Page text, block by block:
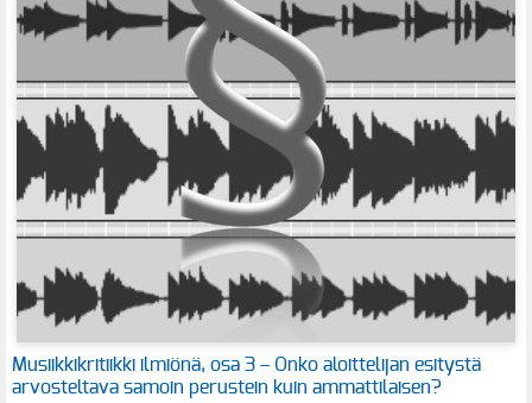
Musiikkikritiikki ilmiönä, osa 3 – Onko aloittelijan esitystä
arvosteltava samoin perustein kuin ammattilaisen?